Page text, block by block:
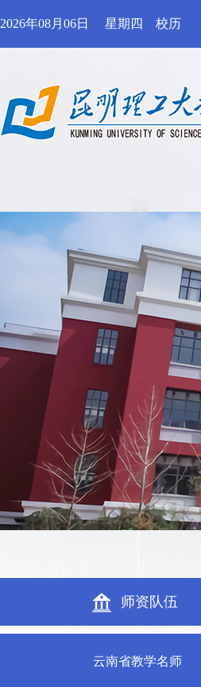
2026年08月06日 星期四 校历
师资队伍
云南省教学名师